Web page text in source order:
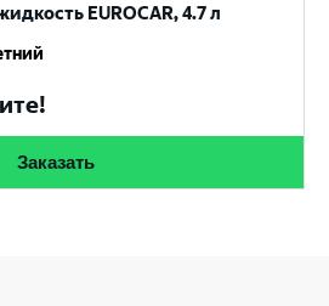
EUROCAR, 4.7 л
Заказать